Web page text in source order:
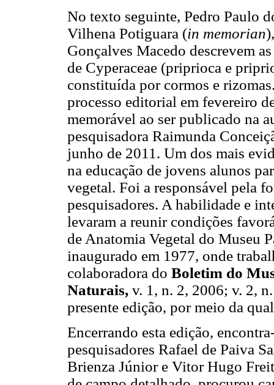
No texto seguinte, Pedro Paulo
Vilhena Potiguara (in memorian
Gonçalves Macedo descrevem
de Cyperaceae (priprioca e
constituída por cormos e
processo editorial em fevereiro
memorável ao ser publicado na
pesquisadora Raimunda
junho de 2011. Um dos mais
na educação de jovens alunos
vegetal. Foi a responsável pela
pesquisadores. A habilidade e
levaram a reunir condições
de Anatomia Vegetal do Museu
inaugurado em 1977, onde
colaboradora do Boletim do
Naturais, v. 1, n. 2, 2006; v. 2,
presente edição, por meio da
Encerrando esta edição,
pesquisadores Rafael de Paiva
Brienza Júnior e Vitor Hugo